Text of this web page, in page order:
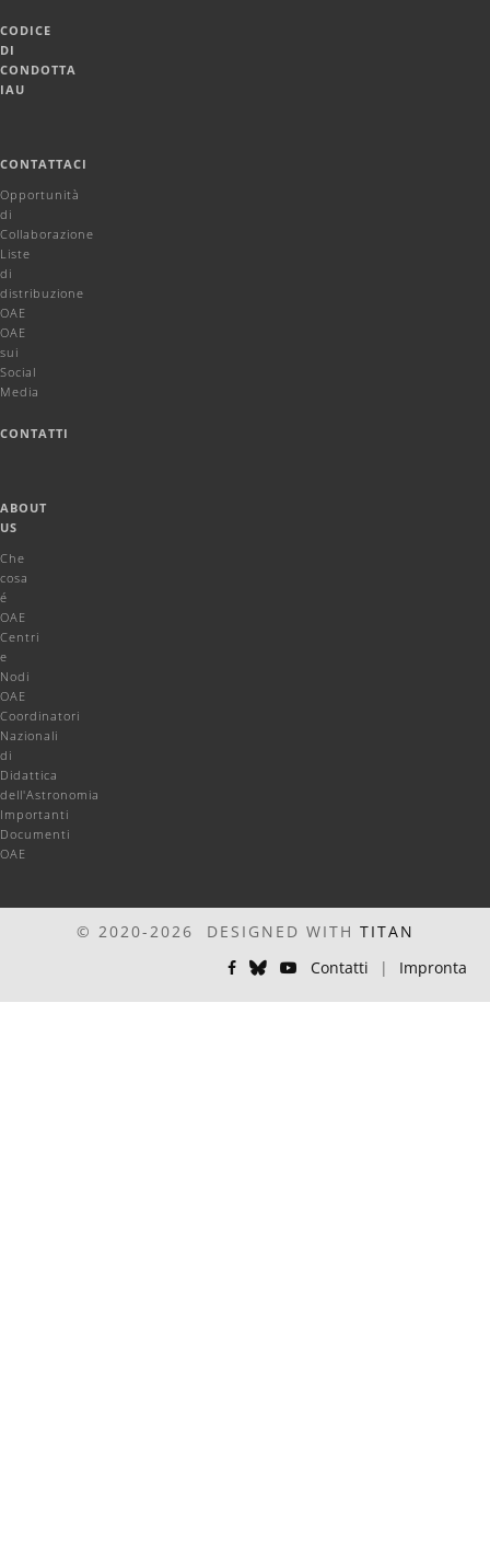
CODICE
DI
CONDOTTA
IAU
CONTATTACI
Opportunità
di
Collaborazione
Liste
di
distribuzione
OAE
OAE
sui
Social
Media
CONTATTI
ABOUT
US
Che
cosa
é
OAE
Centri
e
Nodi
OAE
Coordinatori
Nazionali
di
Didattica
dell'Astronomia
Importanti
Documenti
OAE
© 2020-2026 DESIGNED WITH TITAN
Contatti
| Impronta